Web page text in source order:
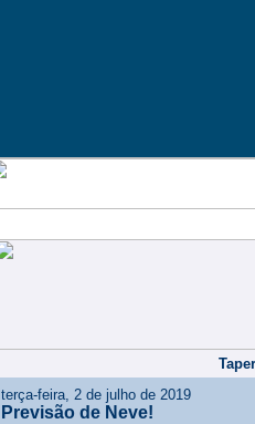
terça-feira, 2 de julho de 2019
Previsão de Neve!